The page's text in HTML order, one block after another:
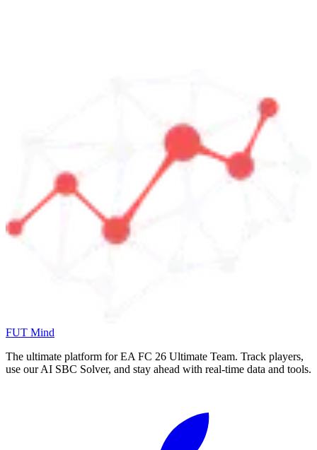
FUT Mind
The ultimate platform for EA FC 26 Ultimate Team. Track players,
use our AI SBC Solver, and stay ahead with real-time data and tools.